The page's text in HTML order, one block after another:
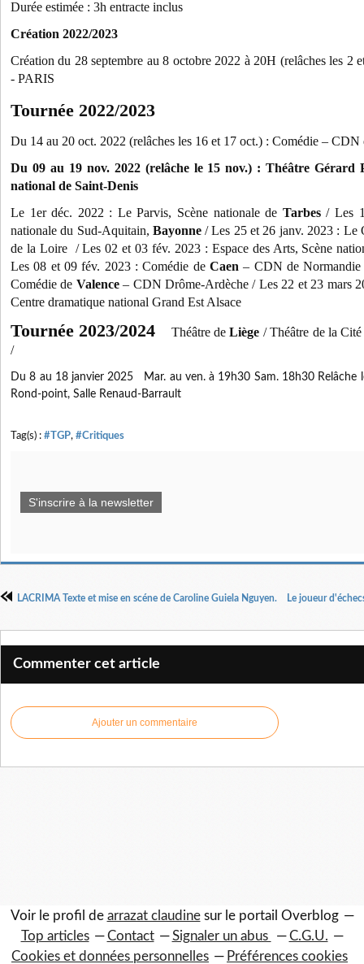
Durée estimée : 3h entracte inclus
Création 2022/2023
Création du 28 septembre au 8 octobre 2022 à 20H (relâches les
- PARIS
Tournée 2022/2023
Du 14 au 20 oct. 2022 (relâches les 16 et 17 oct.) : Comédie – CDN
Du 09 au 19 nov. 2022 (relâche le 15 nov.) : Théâtre Gérard
national de Saint-Denis
Le 1er déc. 2022 : Le Parvis, Scène nationale de Tarbes/ Les
nationale du Sud-Aquitain, Bayonne/ Les 25 et 26 janv. 2023 : Le
de la Loire / Les 02 et 03 fév. 2023 : Espace des Arts, Scène
Les 08 et 09 fév. 2023 : Comédie de Caen – CDN de
Comédie de Valence– CDN Drôme-Ardèche / Les 22 et 23 mars
Centre dramatique national Grand Est Alsace
Tournée 2023/2024 Théâtre deLiège / Théâtre de la
/
Du 8 au 18 janvier 2025 Mar. au ven. à 19h30 Sam. 18h30 Relâche
Rond-point, Salle Renaud-Barrault
Tag(s) : #TGP, #Critiques
S'inscrire à la newsletter
LACRIMA Texte et mise en scéne de Caroline Guiela Nguyen. Le joueur
Commenter cet article
Ajouter un commentaire
Voir le profil de arrazat claudinesur le portail Overblog
Top articles
Contact Signaler un abus
C.G.U.
Cookies et données personnelles
Préférences cookies